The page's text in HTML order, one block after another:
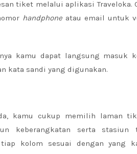
tiket melalui aplikasi Traveloka.
handphone atau email untuk
kamu dapat langsung masuk
kata sandi yang digunakan.
kamu cukup memilih laman
keberangkatan serta stasiun
kolom sesuai dengan yang